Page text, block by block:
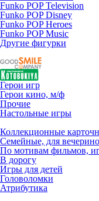
Funko POP Television
Funko POP Disney
Funko POP Heroes
Funko POP Music
Другие фигурки
Герои игр
Герои кино, м/ф
Прочие
Настольные игры
Коллекционные
Семейные, для
По мотивам фильмов,
В дорогу
Игры для детей
Головоломки
Атрибутика